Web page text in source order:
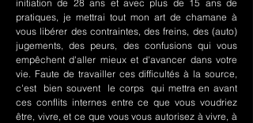
initiation de 28 ans et avec plus de 15 ans de
pratiques, je mettrai tout mon art de chamane à
vous libérer des contraintes, des freins, des (auto)
jugements, des peurs, des confusions qui vous
empêchent d'aller mieux et d'avancer dans votre
vie. Faute de travailler ces difficultés à la source,
c'est bien souvent le corps qui mettra en avant
ces conflits internes entre ce que vous voudriez
être, vivre, et ce que vous vous autorisez à vivre, à